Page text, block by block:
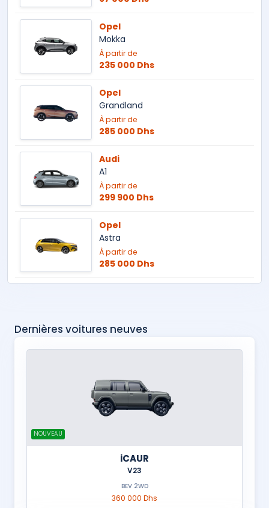
Opel
Mokka
À partir de
235 000 Dhs
Opel
Grandland
À partir de
285 000 Dhs
Audi
A1
À partir de
299 900 Dhs
Opel
Astra
À partir de
285 000 Dhs
Dernières voitures neuves
NOUVEAU
iCAUR
V23
BEV 2WD
360 000 Dhs